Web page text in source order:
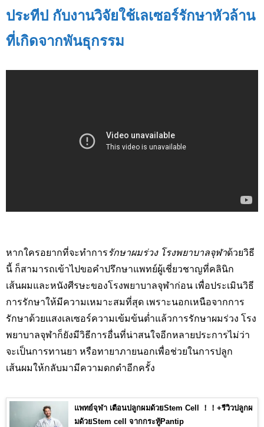
ประทีป กับงานวิจัยใช้เลเซอร์รักษาหัวล้าน
ที่เกิดจากพันธุกรรม
หากใครอยากที่จะทำการรักษาผมร่วง โรงพยาบาลจุฬาด้วยวิธี
นี้ ก็สามารถเข้าไปขอคำปรึกษาแพทย์ผู้เชี่ยวชาญที่คลินิก
เส้นผมและหนังศีรษะของโรงพยาบาลจุฬาก่อน เพื่อประเมินวิธี
การรักษาให้มีความเหมาะสมที่สุด เพราะนอกเหนือจากการ
รักษาด้วยแสงเลเซอร์ความเข้มข้นต่ำแล้วการรักษาผมร่วง โรง
พยาบาลจุฬาก็ยังมีวิธีการอื่นที่น่าสนใจอีกหลายประการไม่ว่า
จะเป็นการทานยา หรือทายาภายนอกเพื่อช่วยในการปลูก
เส้นผมให้กลับมามีความดกดำอีกครั้ง
แพทย์จุฬา เตือนปลูกผมด้วยStem Cell ！！+รีวิวปลูกผ
มด้วยStem cell จากกระทู้Pantip